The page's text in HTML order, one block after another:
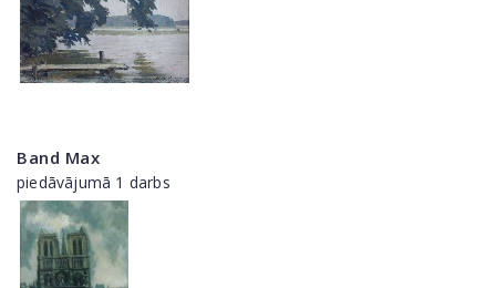
Band Max
piedāvājumā 1 darbs